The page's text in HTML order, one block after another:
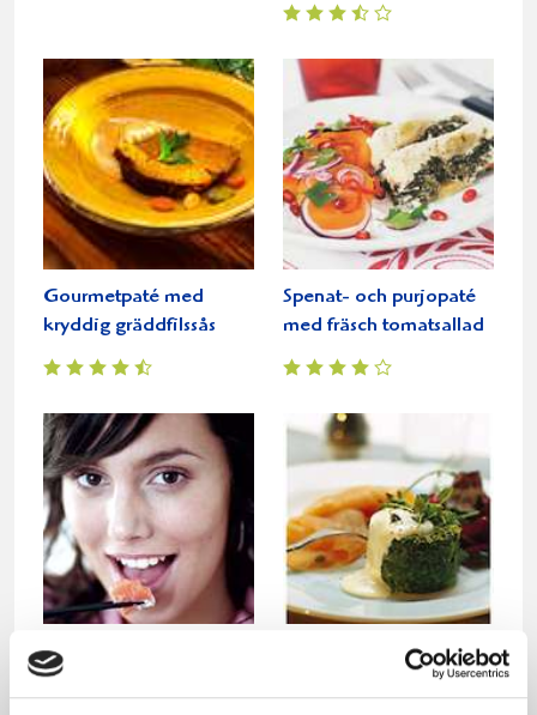
Gourmetpaté med
kryddig gräddfilssås
Spenat- och purjopaté
med fräsch tomatsallad
Jordärtskockspaté
Grönsakspuck med